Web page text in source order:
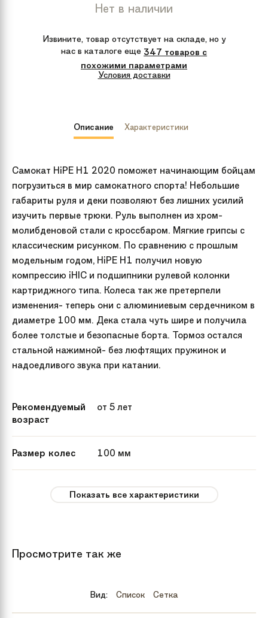
Нет в наличии
Извините, товар отсутствует на складе, но у
нас в каталоге еще 347 товаров с
похожими параметрами
Условия доставки
Описание Характеристики
Самокат HiPE H1 2020 поможет начинающим бойцам
погрузиться в мир самокатного спорта! Небольшие
габариты руля и деки позволяют без лишних усилий
изучить первые трюки. Руль выполнен из хром-
молибденовой стали с кроссбаром. Мягкие грипсы с
классическим рисунком. По сравнению с прошлым
модельным годом, HiPE H1 получил новую
компрессию iHIC и подшипники рулевой колонки
картриджного типа. Колеса так же претерпели
изменения- теперь они с алюминиевым сердечником в
диаметре 100 мм. Дека стала чуть шире и получила
более толстые и безопасные борта. Тормоз остался
стальной нажимной- без люфтящих пружинок и
надоедливого звука при катании.
Рекомендуемый
возраст
от 5 лет
Размер колес 100 мм
Hipe
Показать все характеристики
Просмотрите так же
Вид: Список Сетка